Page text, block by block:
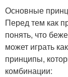
Основные
Перед тем как
понять, что
может играть
принципы,
комбинации: